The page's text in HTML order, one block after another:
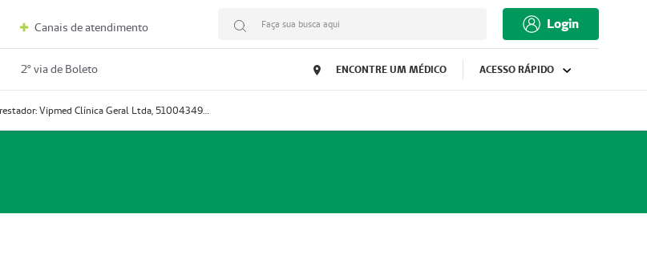
Canais de atendimento Faça sua busca aqui Login
2º via de Boleto ENCONTRE UM MÉDICO ACESSO RÁPIDO
Prestador: Vipmed Clínica Geral Ltda, 51004349-0 (Nome Fantasia: Policlínica Master)